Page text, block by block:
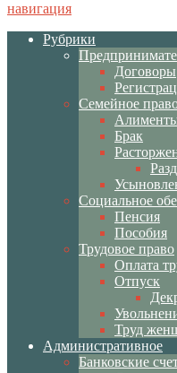
навигация
Рубрики
Договоры
Семейное
Брак
Социальное
Пенсия
Пособия
Трудовое право
Оплата
Отпуск
Труд
Административное
Банковские